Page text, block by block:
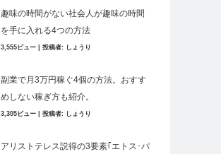
趣味の時間がない社会人が趣味の時間
を手に入れる4つの方法
3,555ビュー 投稿者: しょうり
副業で月3万円稼ぐ4個の方法。おすす
めしない稼ぎ方も紹介。
3,305ビュー 投稿者: しょうり
アリストテレス説得の3要素｢エトス･パ